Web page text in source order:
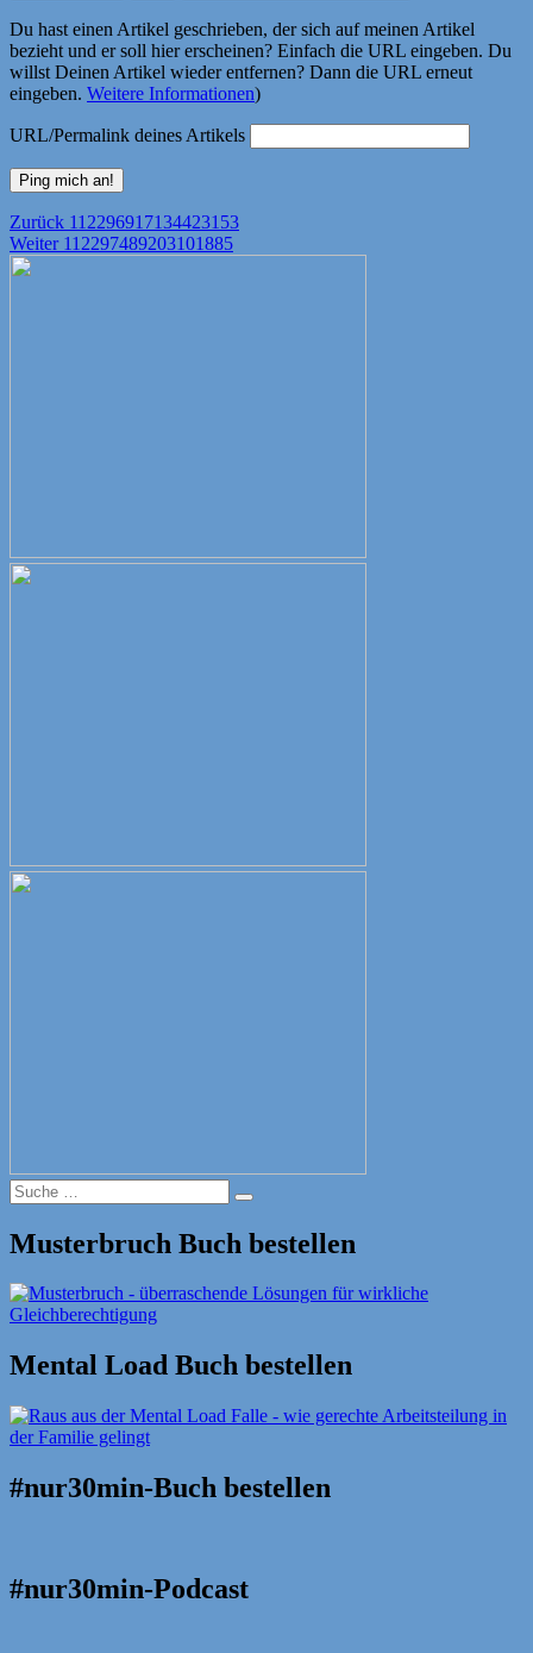
Du hast einen Artikel geschrieben, der sich auf meinen Artikel
bezieht und er soll hier erscheinen? Einfach die URL eingeben. Du
willst Deinen Artikel wieder entfernen? Dann die URL erneut
eingeben. Weitere Informationen)
URL/Permalink deines Artikels
Beitragsnavigation
Zurück Vorheriger
Beitrag:
112296917134423153
Weiter Nächster
112297489203101885
Suche
nach:
Suche
Musterbruch Buch bestellen
Mental Load Buch bestellen
#nur30min-Buch bestellen
#nur30min-Podcast